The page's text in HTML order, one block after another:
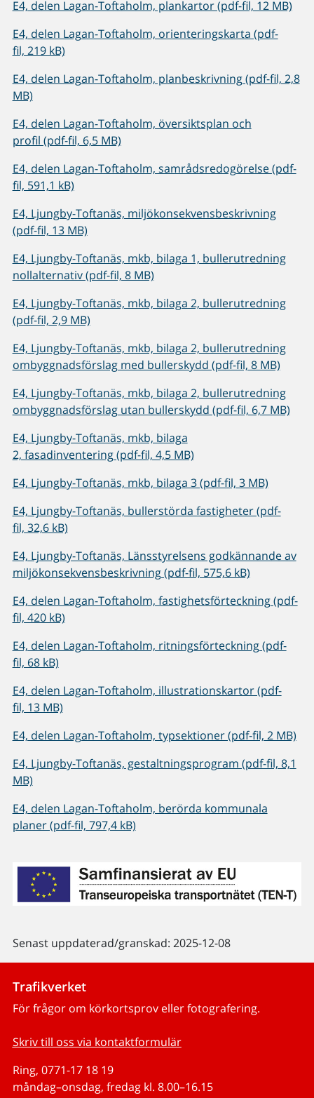
E4, delen Lagan-Toftaholm, plankartor (pdf-fil, 12 MB)
E4, delen Lagan-Toftaholm, orienteringskarta (pdf-
fil, 219 kB)
E4, delen Lagan-Toftaholm, planbeskrivning (pdf-fil, 2,8
MB)
E4, delen Lagan-Toftaholm, översiktsplan och
profil (pdf-fil, 6,5 MB)
E4, delen Lagan-Toftaholm, samrådsredogörelse (pdf-
fil, 591,1 kB)
E4, Ljungby-Toftanäs, miljökonsekvensbeskrivning
(pdf-fil, 13 MB)
E4, Ljungby-Toftanäs, mkb, bilaga 1, bullerutredning
nollalternativ (pdf-fil, 8 MB)
E4, Ljungby-Toftanäs, mkb, bilaga 2, bullerutredning
(pdf-fil, 2,9 MB)
E4, Ljungby-Toftanäs, mkb, bilaga 2, bullerutredning
ombyggnadsförslag med bullerskydd (pdf-fil, 8 MB)
E4, Ljungby-Toftanäs, mkb, bilaga 2, bullerutredning
ombyggnadsförslag utan bullerskydd (pdf-fil, 6,7 MB)
E4, Ljungby-Toftanäs, mkb, bilaga
2, fasadinventering (pdf-fil, 4,5 MB)
E4, Ljungby-Toftanäs, mkb, bilaga 3 (pdf-fil, 3 MB)
E4, Ljungby-Toftanäs, bullerstörda fastigheter (pdf-
fil, 32,6 kB)
E4, Ljungby-Toftanäs, Länsstyrelsens godkännande av
miljökonsekvensbeskrivning (pdf-fil, 575,6 kB)
E4, delen Lagan-Toftaholm, fastighetsförteckning (pdf-
fil, 420 kB)
E4, delen Lagan-Toftaholm, ritningsförteckning (pdf-
fil, 68 kB)
E4, delen Lagan-Toftaholm, illustrationskartor (pdf-
fil, 13 MB)
E4, delen Lagan-Toftaholm, typsektioner (pdf-fil, 2 MB)
E4, Ljungby-Toftanäs, gestaltningsprogram (pdf-fil, 8,1
MB)
E4, delen Lagan-Toftaholm, berörda kommunala
planer (pdf-fil, 797,4 kB)
Senast uppdaterad/granskad: 2025-12-08
Trafikverket
För frågor om körkortsprov eller fotografering.
Skriv till oss via kontaktformulär
Ring, 0771-17 18 19
måndag–onsdag, fredag kl. 8.00–16.15